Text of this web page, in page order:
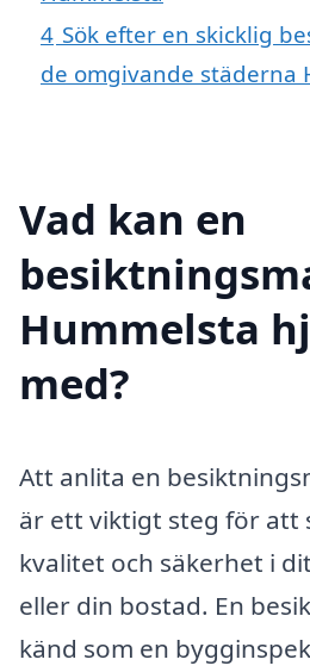
4 Sök efter en skicklig
de omgivande städerna
Vad kan en
Hummelsta
med?
Att anlita en
är ett viktigt steg för att
kvalitet och säkerhet i
eller din bostad. En
känd som en